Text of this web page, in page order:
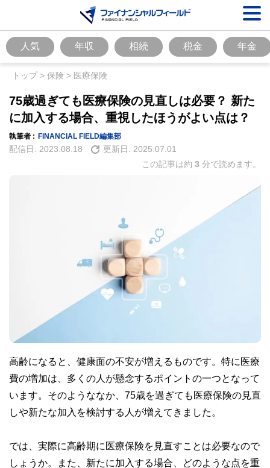
人気 年収 相続 税金 年金
トップ> 保険 > 医療保険
75歳過ぎても医療保険の見直しは必要？ 新た
に加入する場合、重視したほうがよい点は？
執筆者 : FINANCIAL FIELD編集部
配信日: 2023.08.18 更新日: 2025.07.01
この記事は約 3 分で読めます。
高齢になると、健康面の不安が増えるものです。特に医療
費の増加は、多くの人が懸念するポイントの一つとなって
います。そのようななか、75歳を過ぎても医療保険の見直
しや新たな加入を検討する人が増えてきました。
では、実際に高齢期に医療保険を見直すことは必要なので
しょうか。また、新たに加入する場合、どのような点を重